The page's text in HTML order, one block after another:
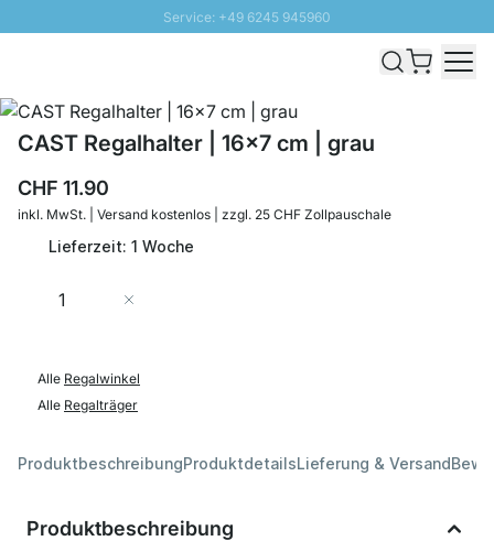
Service: +49 6245 945960
SUNNY SALE: Bis zu 20% Rabatt
CAST Regalhalter | 16x7 cm | grau
CHF 11.90
inkl. MwSt. | Versand kostenlos | zzgl. 25 CHF Zollpauschale
Lieferzeit: 1 Woche
Menge
Alle Regalwinkel
Alle Regalträger
ProduktbeschreibungProduktdetailsLieferung & Versand
Produktbeschreibung